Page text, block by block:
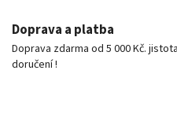
Doprava a platba
Doprava zdarma od 5 000 Kč.
doručení !